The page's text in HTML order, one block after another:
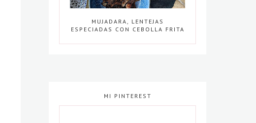
MUJADARA, LENTEJAS
ESPECIADAS CON CEBOLLA FRITA
MI PINTEREST